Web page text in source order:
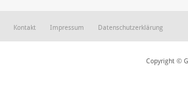
Kontakt Impressum Datenschutzerklärung
Copyright ©